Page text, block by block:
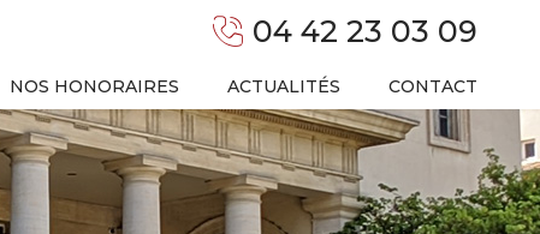
04 42 23 03 09
NOS HONORAIRES ACTUALITÉS CONTACT